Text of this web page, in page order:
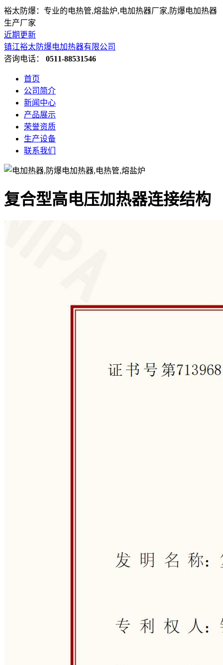
裕太防爆：专业的电热管,熔盐炉,电加热器厂家,防爆电加热器
生产厂家
近期更新
镇江裕太防爆电加热器有限公司
咨询电话： 0511-88531546
首页
公司简介
新闻中心
产品展示
荣誉资质
生产设备
联系我们
复合型高电压加热器连接结构